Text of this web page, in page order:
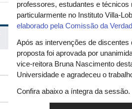
professores, estudantes e
particularmente no Instituto Villa-
elaborado pela Comissão da
Após as intervenções de
proposta foi aprovada por
vice-reitora Bruna Nascimento
Universidade e agradeceu o
Confira abaixo a íntegra da sessão.